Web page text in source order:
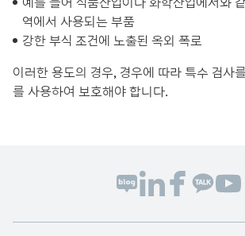
역에서 사용되는 부품
강한 부식 조건에 노출된 옥외 폭로
이러한 용도의 경우, 경우에 따라 특수 검사
를 사용하여 보호해야 합니다.